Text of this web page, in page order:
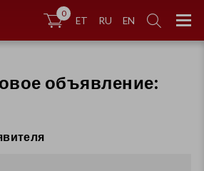


0
ET RU EN
объявление: